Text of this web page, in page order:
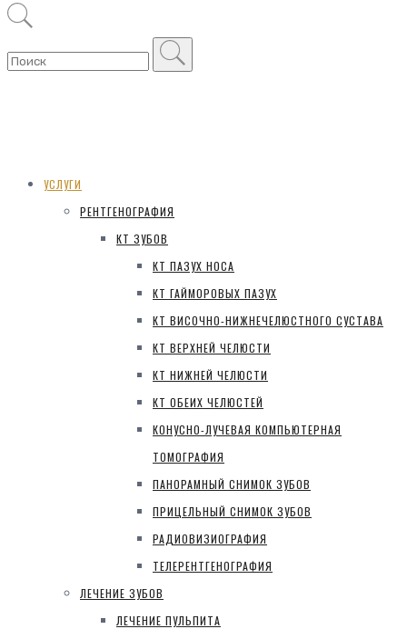
УСЛУГИ
РЕНТГЕНОГРАФИЯ
КТ ЗУБОВ
КТ ПАЗУХ НОСА
КТ ГАЙМОРОВЫХ ПАЗУХ
КТ ВИСОЧНО-НИЖНЕЧЕЛЮСТНОГО СУСТАВА
КТ ВЕРХНЕЙ ЧЕЛЮСТИ
КТ НИЖНЕЙ ЧЕЛЮСТИ
КТ ОБЕИХ ЧЕЛЮСТЕЙ
КОНУСНО-ЛУЧЕВАЯ КОМПЬЮТЕРНАЯ
ТОМОГРАФИЯ
ПАНОРАМНЫЙ СНИМОК ЗУБОВ
ПРИЦЕЛЬНЫЙ СНИМОК ЗУБОВ
РАДИОВИЗИОГРАФИЯ
ТЕЛЕРЕНТГЕНОГРАФИЯ
ЛЕЧЕНИЕ ЗУБОВ
ЛЕЧЕНИЕ ПУЛЬПИТА